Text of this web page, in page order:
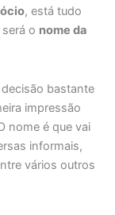
, está tudo
o nome da
bastante
impressão
nome é que vai
informais,
vários outros